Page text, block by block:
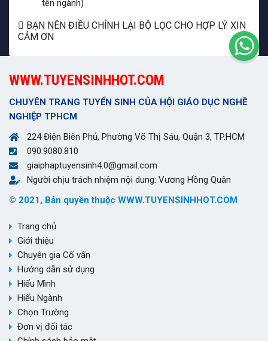
tên ngành)
BẠN NÊN ĐIỀU CHỈNH LẠI BỘ LỌC CHO HỢP LÝ. XIN
CẢM ƠN
WWW.TUYENSINHHOT.COM
CHUYÊN TRANG TUYỂN SINH CỦA HỘI GIÁO DỤC NGHỀ
NGHIỆP TPHCM
224 Điện Biên Phủ, Phường Võ Thị Sáu, Quận 3, TP.HCM
090.9080.810
giaiphaptuyensinh4.0@gmail.com
Người chịu trách nhiệm nội dung: Vương Hồng Quân
© 2021, Bản quyền thuộc WWW.TUYENSINHHOT.COM
Trang chủ
Giới thiệu
Chuyên gia Cố vấn
Hướng dẫn sử dụng
Hiểu Mình
Hiểu Ngành
Chọn Trường
Đơn vị đối tác